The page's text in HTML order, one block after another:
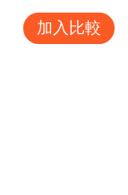
加入比較